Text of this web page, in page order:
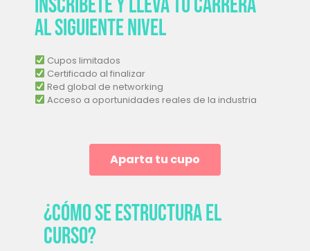
al siguiente nivel
Cupos limitados
Certificado al finalizar
Red global de networking
Acceso a oportunidades reales de la industria
Aparta tu cupo
¿Cómo se estructura el
curso?